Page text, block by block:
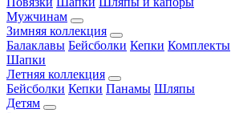
Мужчинам
Зимняя коллекция
Балаклавы Бейсболки Кепки Комплекты
Шапки
Летняя коллекция
Бейсболки Кепки Панамы Шляпы
Детям